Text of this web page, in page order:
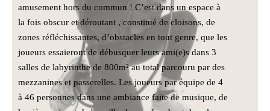
amusement hors du commun ! C’est dans un espace à
la fois obscur et déroutant , constitué de cloisons, de
zones réfléchissantes, d’obstacles en tout genre, que les
joueurs essaieront de débusquer leurs ami(e)s dans 3
salles de labyrinthe de 800m² au total parcouru par des
mezzanines et passerelles. Les joueurs par équipe de 4
à 46 personnes dans une ambiance faite de musique, de